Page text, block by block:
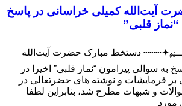
آیت‌الله کمیلی خراسانی در پاسخ
قلبی”
مبارک حضرت آیت‌الله
به سوالی پیرامون “نماز قلبی” اخیرا در
فرمایشات و نوشته های حضرتعالی در
و شبهات مطرح شد، بنابراین لطفا
مورد